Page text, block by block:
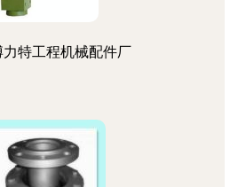
特工程机械配件厂